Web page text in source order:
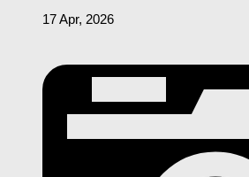
17 Apr, 2026